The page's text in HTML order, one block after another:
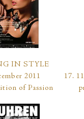
IN STYLE
2011
of Passion
17.